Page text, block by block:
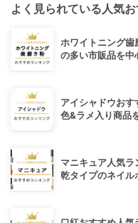
よく見られている人気
ホワイトニング歯
の多い市販品を中
アイシャドウお
色&ラメ入り商品
マニキュア人気
乾タイプのネイル